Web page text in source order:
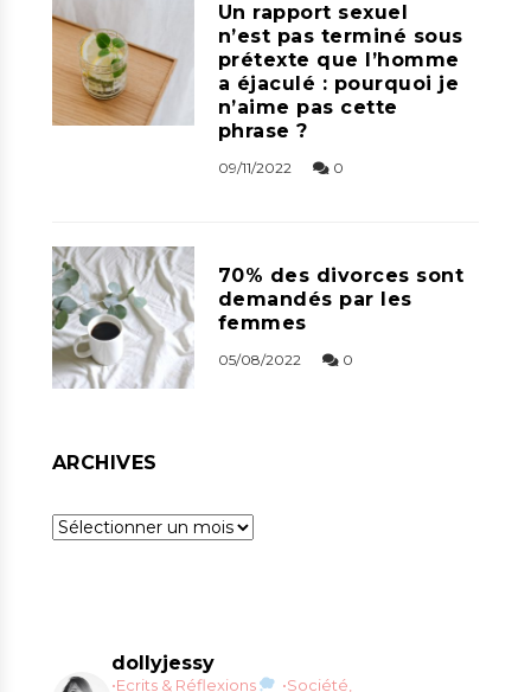
Un rapport sexuel
n’est pas terminé sous
prétexte que l’homme
a éjaculé : pourquoi je
n’aime pas cette
phrase ?
09/11/2022 0
70% des divorces sont
demandés par les
femmes
05/08/2022 0
ARCHIVES
Archives
dollyjessy
•Ecrits & Réflexions
•Société,